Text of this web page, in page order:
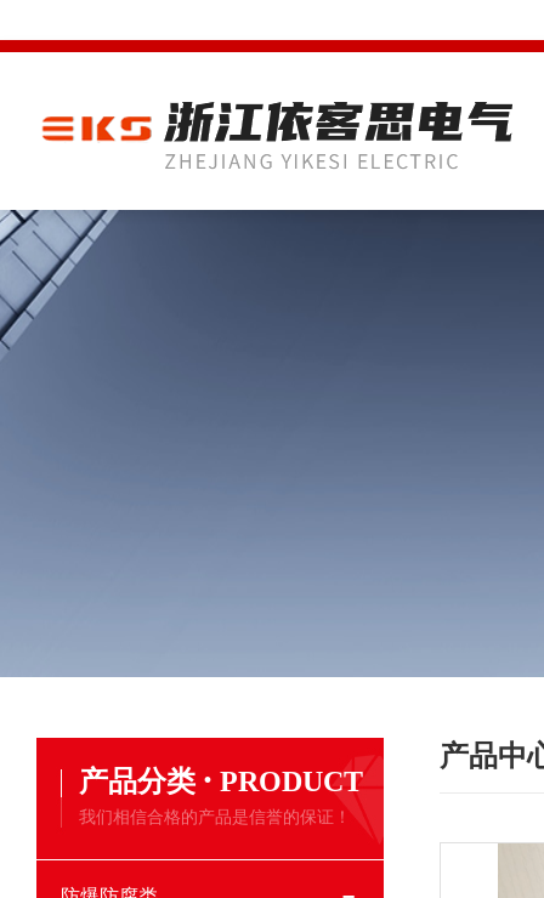
产品分类 · PRODUCT
我们相信合格的产品是信誉的保证！
产品中